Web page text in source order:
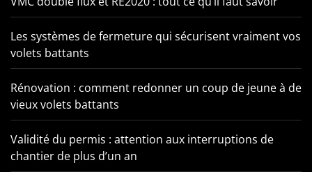
Les systèmes de fermeture qui sécurisent vraiment vos
volets battants
Rénovation : comment redonner un coup de jeune à de
vieux volets battants
Validité du permis : attention aux interruptions de
chantier de plus d’un an